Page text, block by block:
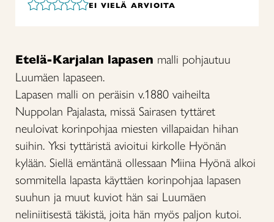
EI VIELÄ ARVIOITA
Etelä-Karjalan lapasen malli pohjautuu
Luumäen lapaseen.
Lapasen malli on peräisin v.1880 vaiheilta
Nuppolan Pajalasta, missä Sairasen tyttäret
neuloivat korinpohjaa miesten villapaidan hihan
suihin. Yksi tyttäristä avioitui kirkolle Hyönän
kylään. Siellä emäntänä ollessaan Miina Hyönä alkoi
sommitella lapasta käyttäen korinpohjaa lapasen
suuhun ja muut kuviot hän sai Luumäen
neliniitisestä täkistä, joita hän myös paljon kutoi.